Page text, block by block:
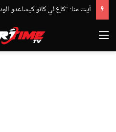
القائمة